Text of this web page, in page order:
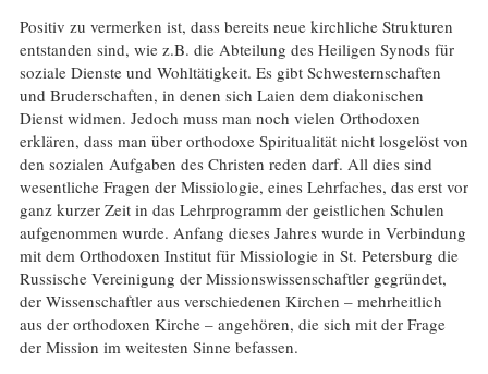
Positiv zu vermerken ist, dass bereits neue kirchliche Strukturen
entstanden sind, wie z.B. die Abteilung des Heiligen Synods für
soziale Dienste und Wohltätigkeit. Es gibt Schwesternschaften
und Bruderschaften, in denen sich Laien dem diakonischen
Dienst widmen. Jedoch muss man noch vielen Orthodoxen
erklären, dass man über orthodoxe Spiritualität nicht losgelöst von
den sozialen Aufgaben des Christen reden darf. All dies sind
wesentliche Fragen der Missiologie, eines Lehrfaches, das erst vor
ganz kurzer Zeit in das Lehrprogramm der geistlichen Schulen
aufgenommen wurde. Anfang dieses Jahres wurde in Verbindung
mit dem Orthodoxen Institut für Missiologie in St. Petersburg die
Russische Vereinigung der Missionswissenschaftler gegründet,
der Wissenschaftler aus verschiedenen Kirchen – mehrheitlich
aus der orthodoxen Kirche – angehören, die sich mit der Frage
der Mission im weitesten Sinne befassen.